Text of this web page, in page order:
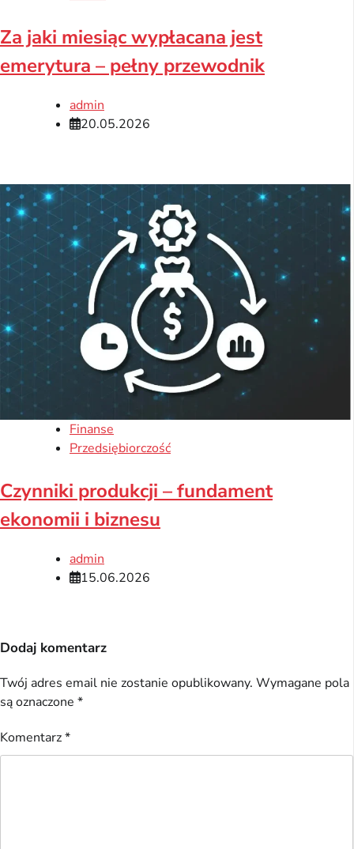
Za jaki miesiąc wypłacana jest
emerytura – pełny przewodnik
admin
20.05.2026
Finanse
Przedsiębiorczość
Czynniki produkcji – fundament
ekonomii i biznesu
admin
15.06.2026
Dodaj komentarz
Twój adres email nie zostanie opublikowany. Wymagane pola
są oznaczone *
Komentarz*